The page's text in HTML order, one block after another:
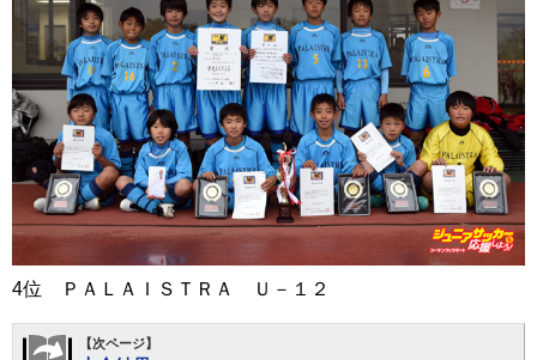
4位 ＰＡＬＡＩＳＴＲＡ Ｕ－１２
【次ページ】